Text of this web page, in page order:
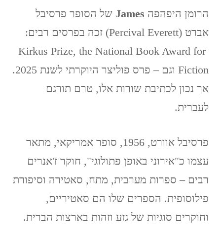
הרומן היפהפה James של הסופר פרסיבל
אברט (Percival Everett) זכה בפרסים רבים:
Kirkus Prize, the National Book Award for
Fiction וגם – פרס פוליצר היוקרתי לשנת 2025.
אך נכון לכתיבת שורות אלו, טרם תורגם
לעברית.
פרסיבל אוורט, 1956, סופר אמריקאי, מתאר
עצמו כ"אירוני באופן פתולוגי", חוקר ז'אנרים
רבים – ספרות מערבית, מתח, סאטירה וסיפורת
פילוסופית. הספרים שלו הם סאטיריים,
וחוקרים סוגיות של גזע וזהות בארצות הברית.